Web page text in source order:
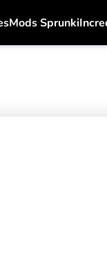
Mods Sprunki